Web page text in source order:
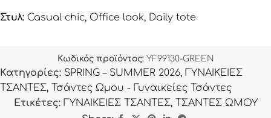
Στυλ: Casual chic, Office look, Daily tote
Κωδικός προϊόντος: YF99130-GREEN
Κατηγορίες: SPRING – SUMMER 2026, ΓΥΝΑΙΚΕΙΕΣ
ΤΣΑΝΤΕΣ, Τσάντες Ωμου - Γυναικείες Τσάντες
Ετικέτες: ΓΥΝΑΙΚΕΙΕΣ ΤΣΑΝΤΕΣ, ΤΣΑΝΤΕΣ ΩΜΟΥ